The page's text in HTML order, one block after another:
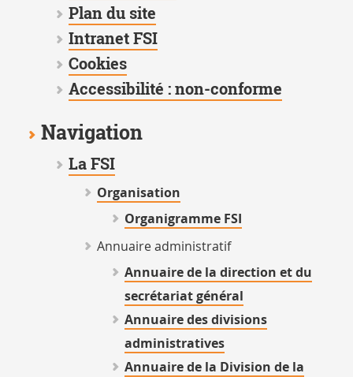
Plan du site
Intranet FSI
Cookies
Accessibilité : non-conforme
Navigation
La FSI
Organisation
Organigramme FSI
Annuaire administratif
Annuaire de la direction et du
secrétariat général
Annuaire des divisions
administratives
Annuaire de la Division de la